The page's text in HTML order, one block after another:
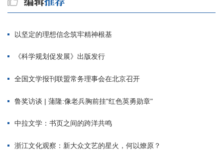
以坚定的理想信念筑牢精神根基
《科学规划促发展》出版发行
全国文学报刊联盟常务理事会在北京召开
鲁奖访谈 | 蒲隆:像老兵胸前挂"红色英勇勋章"
中拉文学：书页之间的跨洋共鸣
浙江文化观察：新大众文艺的星火，何以燎原？